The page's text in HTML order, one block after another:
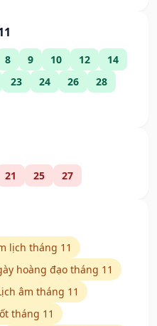
8 9 10 12
14
23 24 26
28
21 25 27
lịch tháng 11
hoàng đạo tháng 11
âm tháng 11
tháng 11